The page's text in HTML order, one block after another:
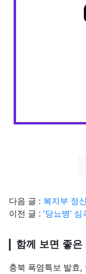
다음 글 : 복지부 정
이전 글 : ‘당뇨병’
함께 보면 좋은
충북 폭염특보 발효,